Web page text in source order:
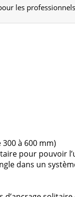
les professionnels
que les
à 600 mm)
pour pouvoir
dans un